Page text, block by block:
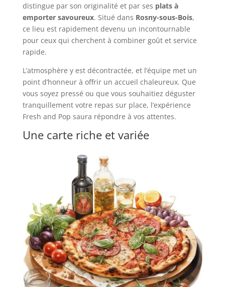
distingue par son originalité et par ses plats à
emporter savoureux. Situé dans Rosny-sous-Bois,
ce lieu est rapidement devenu un incontournable
pour ceux qui cherchent à combiner goût et service
rapide.
L’atmosphère y est décontractée, et l’équipe met un
point d’honneur à offrir un accueil chaleureux. Que
vous soyez pressé ou que vous souhaitiez déguster
tranquillement votre repas sur place, l’expérience
Fresh and Pop saura répondre à vos attentes.
Une carte riche et variée